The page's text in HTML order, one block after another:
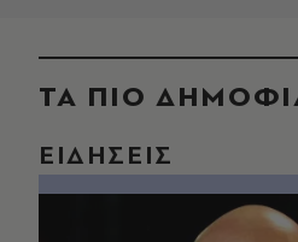
ΤΑ ΠΙΟ
ΕΙΔΗΣΕΙΣ